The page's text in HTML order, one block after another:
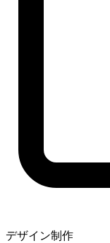
デザイン制作